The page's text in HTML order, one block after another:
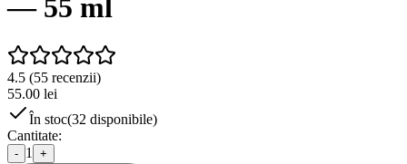
— 55 ml
4.5 (55 recenzii)
55.00 lei
În stoc(32 disponibile)
Cantitate:
- 1 +